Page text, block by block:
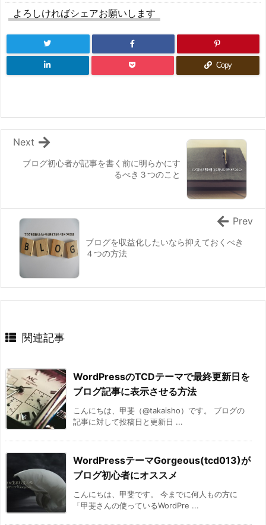
よろしければシェアお願いします
Copy
ブログ初心者が記事を書く前に明らかにす
るべき３つのこと
Next
ブログを収益化したいなら抑えておくべき
４つの方法
Prev
関連記事
WordPressのTCDテーマで最終更新日を
ブログ記事に表示させる方法
こんにちは、甲斐（@takaisho）です。 ブログの
記事に対して投稿日と更新日 ...
WordPressテーマGorgeous(tcd013)が
ブログ初心者にオススメ
こんにちは、甲斐です。 今までに何人もの方に
「甲斐さんの使っているWordPre ...